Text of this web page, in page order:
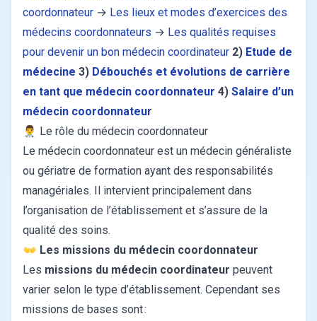
coordonnateur → Les lieux et modes d’exercices des
médecins coordonnateurs → Les qualités requises
pour devenir un bon médecin coordinateur 2) Etude de
médecine 3) Débouchés et évolutions de carrière
en tant que médecin coordonnateur 4) Salaire d’un
médecin coordonnateur
👨‍⚕️ Le rôle du médecin coordonnateur
Le médecin coordonnateur est un médecin généraliste
ou gériatre de formation ayant des responsabilités
managériales. Il intervient principalement dans
l’organisation de l’établissement et s’assure de la
qualité des soins.
👐 Les missions du médecin coordonnateur
Les missions du médecin coordinateur peuvent
varier selon le type d’établissement. Cependant ses
missions de bases sont :